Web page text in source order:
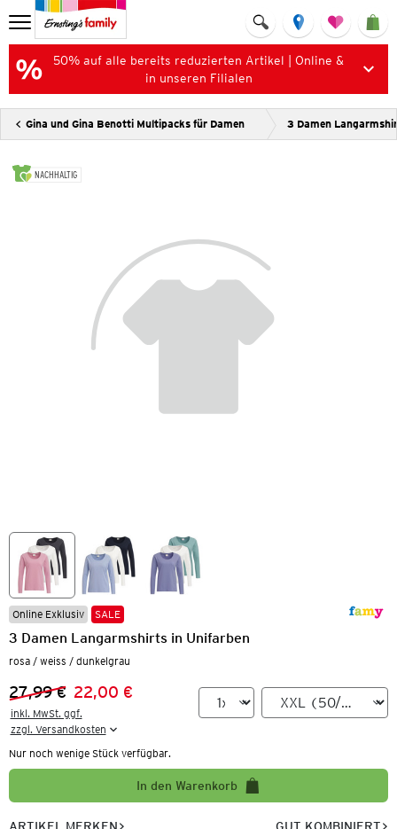
50% auf alle bereits reduzierten Artikel | Online &
in unseren Filialen
Gina und Gina Benotti Multipacks für Damen 3 Damen
NACHHALTIG
Online Exklusiv SALE
3 Damen Langarmshirts in Unifarben
rosa / weiss / dunkelgrau
Vorheriger Preis:
27,99 €
Neuer Preis:22,00 €
inkl. MwSt. ggf.
zzgl. Versandkosten
Nur noch wenige Stück verfügbar.
In den Warenkorb